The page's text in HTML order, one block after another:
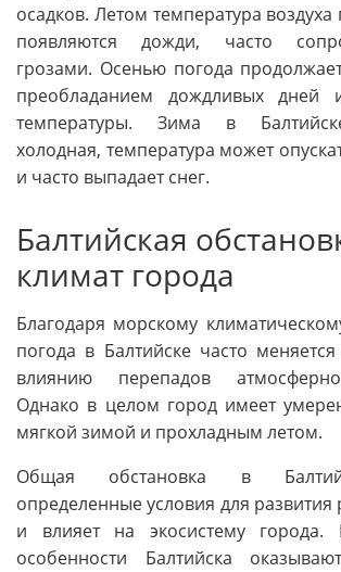
осадков. Летом температура
появляются дожди, часто
грозами. Осенью погода
преобладанием дождливых дней
температуры. Зима в
холодная, температура может
и часто выпадает снег.
Балтийская
климат города
Благодаря морскому
погода в Балтийске часто
влиянию перепадов
Однако в целом город имеет
мягкой зимой и прохладным летом.
Общая обстановка в
определенные условия для развития
и влияет на экосистему города.
особенности Балтийска